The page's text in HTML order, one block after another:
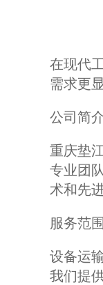
在现代
需求更
公司简介
重庆垫
专业团
术和先
服务范
设备运输
我们提